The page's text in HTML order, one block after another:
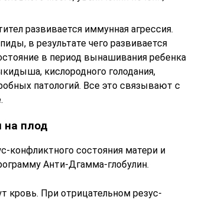
развивается иммунная агрессия.
в результате чего развивается
в период вынашивания ребенка
кислородного голодания,
патологий. Все это связывают с
на плод
конфликтного состояния матери и
Анти-Дгамма-глобулин.
кровь. При отрицательном резус-